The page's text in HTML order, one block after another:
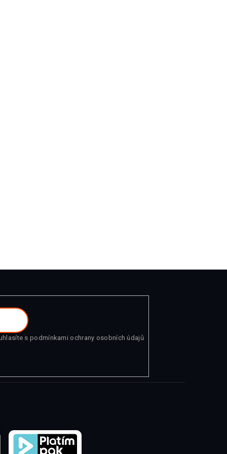
spodmínkami ochrany osobních údajů